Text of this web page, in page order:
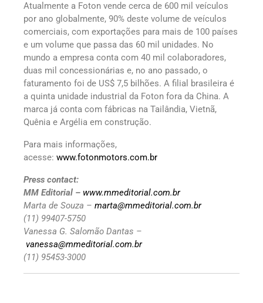
Atualmente a Foton vende cerca de 600 mil veículos
por ano globalmente, 90% deste volume de veículos
comerciais, com exportações para mais de 100 países
e um volume que passa das 60 mil unidades. No
mundo a empresa conta com 40 mil colaboradores,
duas mil concessionárias e, no ano passado, o
faturamento foi de US$ 7,5 bilhões. A filial brasileira é
a quinta unidade industrial da Foton fora da China. A
marca já conta com fábricas na Tailândia, Vietnã,
Quênia e Argélia em construção.
Para mais informações,
acesse: www.fotonmotors.com.br
Press contact:
MM Editorial – www.mmeditorial.com.br
Marta de Souza – marta@mmeditorial.com.br
(11) 99407-5750
Vanessa G. Salomão Dantas –
vanessa@mmeditorial.com.br
(11) 95453-3000